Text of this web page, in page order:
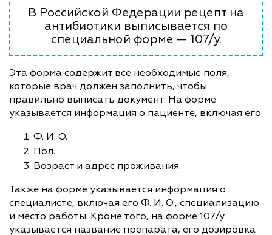
В Российской Федерации рецепт на
антибиотики выписывается по
специальной форме — 107/у.
Эта форма содержит все необходимые поля,
которые врач должен заполнить, чтобы
правильно выписать документ. На форме
указывается информация о пациенте, включая его:
Ф. И. О.
Пол.
Возраст и адрес проживания.
Также на форме указывается информация о
специалисте, включая его Ф. И. О., специализацию
и место работы. Кроме того, на форме 107/у
указывается название препарата, его дозировка